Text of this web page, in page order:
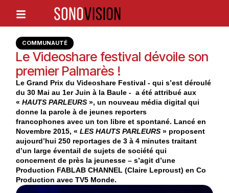
COMMUNAUTÉ
Le Videoshare festival dévoile son
premier Palmarès !
Le Grand Prix du Videoshare Festival - qui s’est déroulé
du 30 Mai au 1er Juin à la Baule - a été attribué aux
« HAUTS PARLEURS», un nouveau média digital qui
donne la parole à de jeunes reporters
francophones avec un ton libre et spontané. Lancé en
Novembre 2015, « LES HAUTS PARLEURS» proposent
aujourd’hui 250 reportages de 3 à 4 minutes traitant
d’un large éventail de sujets de société qui
concernent de près la jeunesse – s’agit d’une
Production FABLAB CHANNEL (Claire Leproust) en Co
Production avec TV5 Monde.